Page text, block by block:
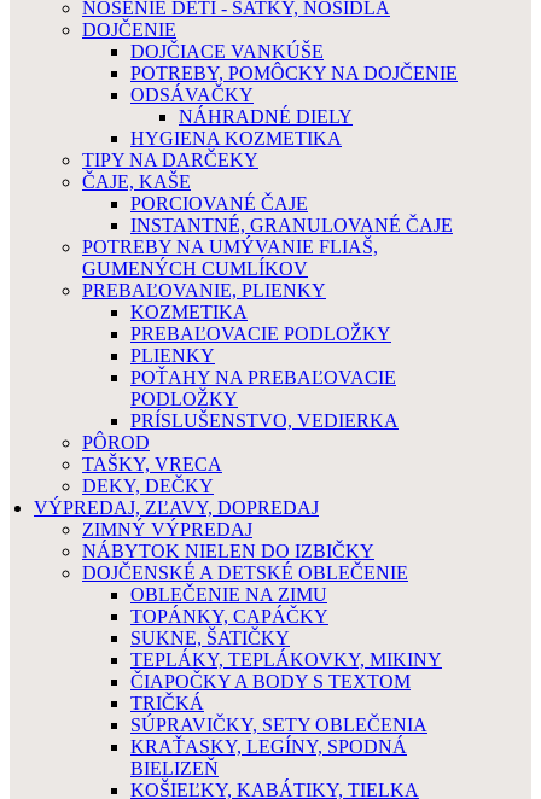
NOSENIE DETÍ - ŠATKY, NOSIDLÁ
DOJČENIE
DOJČIACE VANKÚŠE
POTREBY, POMÔCKY NA DOJČENIE
ODSÁVAČKY
NÁHRADNÉ DIELY
HYGIENA KOZMETIKA
TIPY NA DARČEKY
ČAJE, KAŠE
PORCIOVANÉ ČAJE
INSTANTNÉ, GRANULOVANÉ ČAJE
POTREBY NA UMÝVANIE FLIAŠ,
GUMENÝCH CUMLÍKOV
PREBAĽOVANIE, PLIENKY
KOZMETIKA
PREBAĽOVACIE PODLOŽKY
PLIENKY
POŤAHY NA PREBAĽOVACIE
PODLOŽKY
PRÍSLUŠENSTVO, VEDIERKA
PÔROD
TAŠKY, VRECA
DEKY, DEČKY
VÝPREDAJ, ZĽAVY, DOPREDAJ
ZIMNÝ VÝPREDAJ
NÁBYTOK NIELEN DO IZBIČKY
DOJČENSKÉ A DETSKÉ OBLEČENIE
OBLEČENIE NA ZIMU
TOPÁNKY, CAPÁČKY
SUKNE, ŠATIČKY
TEPLÁKY, TEPLÁKOVKY, MIKINY
ČIAPOČKY A BODY S TEXTOM
TRIČKÁ
SÚPRAVIČKY, SETY OBLEČENIA
KRAŤASKY, LEGÍNY, SPODNÁ
BIELIZEŇ
KOŠIEĽKY, KABÁTIKY, TIELKA